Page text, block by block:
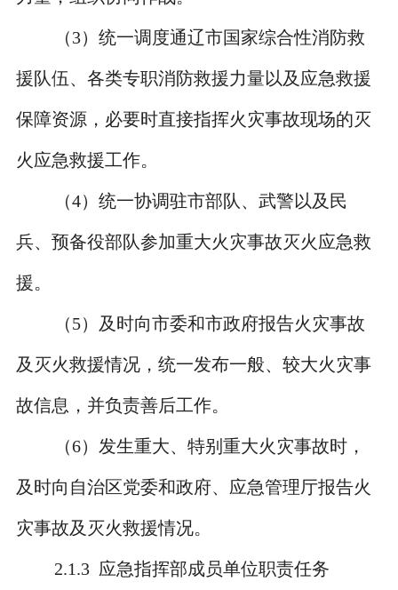
（3）统一调度通辽市国家综合性消防救
援队伍、各类专职消防救援力量以及应急救援
保障资源，必要时直接指挥火灾事故现场的灭
火应急救援工作。
（4）统一协调驻市部队、武警以及民
兵、预备役部队参加重大火灾事故灭火应急救
援。
（5）及时向市委和市政府报告火灾事故
及灭火救援情况，统一发布一般、较大火灾事
故信息，并负责善后工作。
（6）发生重大、特别重大火灾事故时，
及时向自治区党委和政府、应急管理厅报告火
灾事故及灭火救援情况。
2.1.3 应急指挥部成员单位职责任务